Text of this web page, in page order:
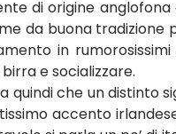
di origine
da buona tradizione
in
e socializzare.
che un distinto
accento